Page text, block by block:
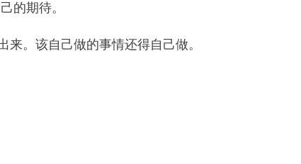
的期待。
。该自己做的事情还得自己做。